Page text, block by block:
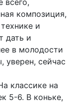
всего,
композиция,
и
дать и
в молодости
уверен, сейчас
классике на
5-6. В коньке,